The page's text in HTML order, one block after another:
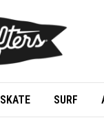
SKATE SURF